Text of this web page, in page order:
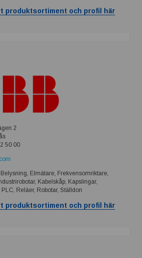
produktsortiment och profil här
2
50 00
Elmätare, Frekvensomriktare,
Kabelskåp, Kapslingar,
Reläer, Robotar, Ställdon
produktsortiment och profil här